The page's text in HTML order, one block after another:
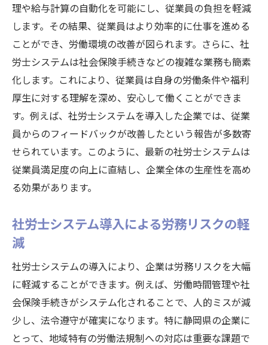
理や給与計算の自動化を可能にし、従業員の負担を軽減
します。その結果、従業員はより効率的に仕事を進める
ことができ、労働環境の改善が図られます。さらに、社
労士システムは社会保険手続きなどの複雑な業務も簡素
化します。これにより、従業員は自身の労働条件や福利
厚生に対する理解を深め、安心して働くことができま
す。例えば、社労士システムを導入した企業では、従業
員からのフィードバックが改善したという報告が多数寄
せられています。このように、最新の社労士システムは
従業員満足度の向上に直結し、企業全体の生産性を高め
る効果があります。
社労士システム導入による労務リスクの軽
減
社労士システムの導入により、企業は労務リスクを大幅
に軽減することができます。例えば、労働時間管理や社
会保険手続きがシステム化されることで、人的ミスが減
少し、法令遵守が確実になります。特に静岡県の企業に
とって、地域特有の労働法規制への対応は重要な課題で